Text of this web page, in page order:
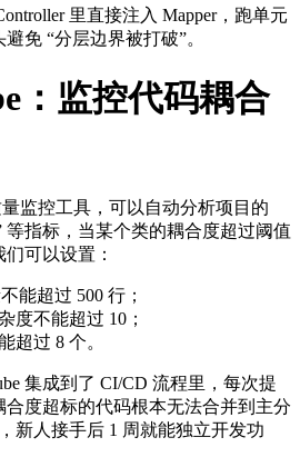
里直接注入 Mapper，跑单元
免 “分层边界被打破”。
：监控代码耦合
量监控工具，可以自动分析项目的
等指标，当某个类的耦合度超过阈值
可以设置：
能超过 500 行；
度不能超过 10；
超过 8 个。
集成到了 CI/CD 流程里，每次提
度超标的代码根本无法合并到主分
人接手后 1 周就能独立开发功